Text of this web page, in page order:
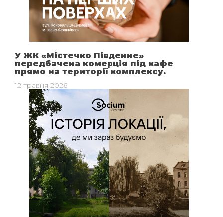
У ЖК «Містечко Південне»
передбачена комерція під кафе
прямо на території комплексу.
12 травня 2026